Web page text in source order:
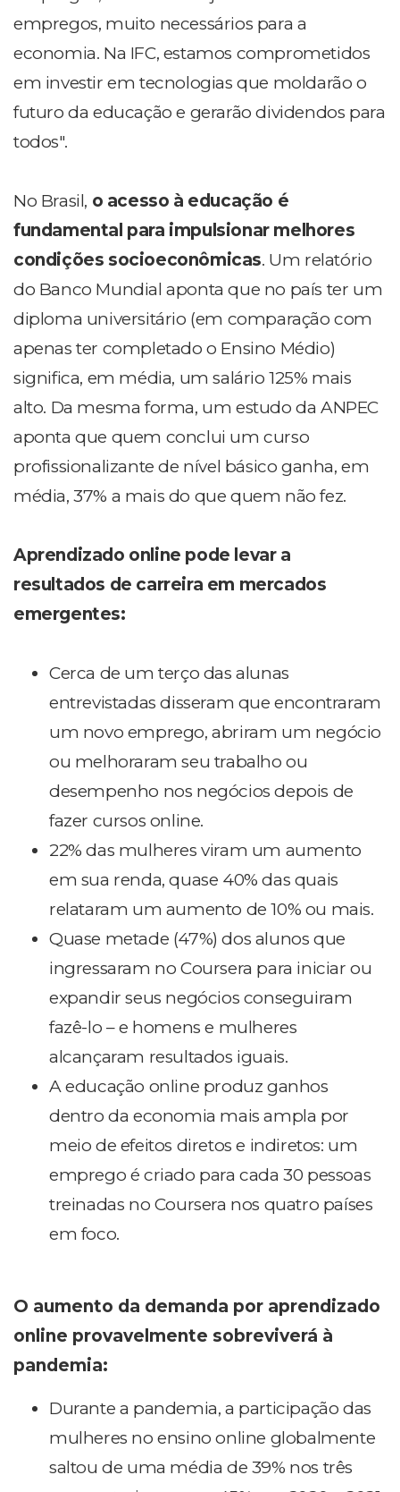
empregos, muito necessários para a
economia. Na IFC, estamos comprometidos
em investir em tecnologias que moldarão o
futuro da educação e gerarão dividendos para
todos".
No Brasil, o acesso à educação é
fundamental para impulsionar melhores
condições socioeconômicas. Um relatório
do Banco Mundial aponta que no país ter um
diploma universitário (em comparação com
apenas ter completado o Ensino Médio)
significa, em média, um salário 125% mais
alto. Da mesma forma, um estudo da ANPEC
aponta que quem conclui um curso
profissionalizante de nível básico ganha, em
média, 37% a mais do que quem não fez.
Aprendizado online pode levar a
resultados de carreira em mercados
emergentes:
Cerca de um terço das alunas
entrevistadas disseram que encontraram
um novo emprego, abriram um negócio
ou melhoraram seu trabalho ou
desempenho nos negócios depois de
fazer cursos online.
22% das mulheres viram um aumento
em sua renda, quase 40% das quais
relataram um aumento de 10% ou mais.
Quase metade (47%) dos alunos que
ingressaram no Coursera para iniciar ou
expandir seus negócios conseguiram
fazê-lo – e homens e mulheres
alcançaram resultados iguais.
A educação online produz ganhos
dentro da economia mais ampla por
meio de efeitos diretos e indiretos: um
emprego é criado para cada 30 pessoas
treinadas no Coursera nos quatro países
em foco.
O aumento da demanda por aprendizado
online provavelmente sobreviverá à
pandemia:
Durante a pandemia, a participação das
mulheres no ensino online globalmente
saltou de uma média de 39% nos três